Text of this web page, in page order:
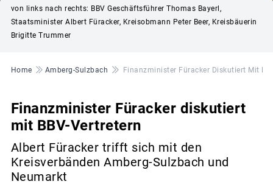
von links nach rechts: BBV Geschäftsführer Thomas Bayerl,
Staatsminister Albert Füracker, Kreisobmann Peter Beer, Kreisbäuerin
Brigitte Trummer
Pfadnavigation
Home Amberg-Sulzbach Finanzminister Füracker Diskutiert Mit
Finanzminister Füracker diskutiert
mit BBV-Vertretern
Albert Füracker trifft sich mit den
Kreisverbänden Amberg-Sulzbach und
Neumarkt